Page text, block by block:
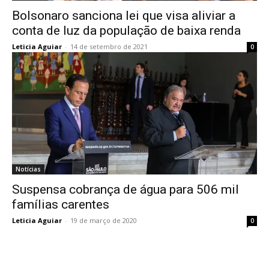
Bolsonaro sanciona lei que visa aliviar a
conta de luz da população de baixa renda
Leticia Aguiar - 14 de setembro de 2021 0
Notícias
Suspensa cobrança de água para 506 mil
famílias carentes
Leticia Aguiar - 19 de março de 2020 0